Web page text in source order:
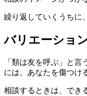
繰り返していくうちに
バリエーショ
「類は友を呼ぶ」と
には、あなたを傷つけ
相談するときは、でき